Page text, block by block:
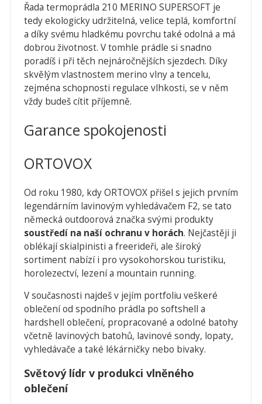
Řada termoprádla 210 MERINO SUPERSOFT je
tedy ekologicky udržitelná, velice teplá, komfortní
a díky svému hladkému povrchu také odolná a má
dobrou životnost. V tomhle prádle si snadno
poradíš i při těch nejnáročnějších sjezdech. Díky
skvělým vlastnostem merino vlny a tencelu,
zejména schopnosti regulace vlhkosti, se v něm
vždy budeš cítit příjemně.
Garance spokojenosti
ORTOVOX
Od roku 1980, kdy ORTOVOX přišel s jejich prvním
legendárním lavinovým vyhledávačem F2, se tato
německá outdoorová značka svými produkty
soustředí na naší ochranu v horách. Nejčastěji ji
oblékají skialpinisti a freerideři, ale široký
sortiment nabízí i pro vysokohorskou turistiku,
horolezectví, lezení a mountain running.
V současnosti najdeš v jejím portfoliu veškeré
oblečení od spodního prádla po softshell a
hardshell oblečení, propracované a odolné batohy
včetně lavinových batohů, lavinové sondy, lopaty,
vyhledávače a také lékárničky nebo bivaky.
Světový lídr v produkci vlněného
oblečení